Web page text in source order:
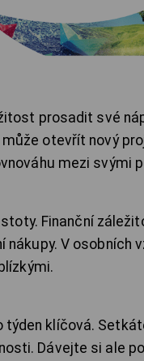
prosadit své
otevřít nový
mezi svými
Finanční
V osobních
klíčová.
Dávejte si ale